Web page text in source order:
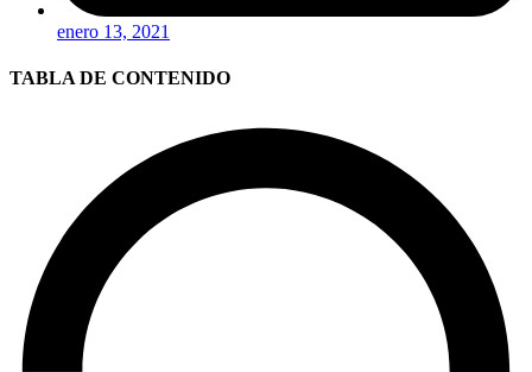
enero 13, 2021
TABLA DE CONTENIDO